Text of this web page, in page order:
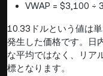
VWAP = $3,100 ÷
10.33ドルという値は
発生した価格です。日
な平均ではなく、リア
標となります。